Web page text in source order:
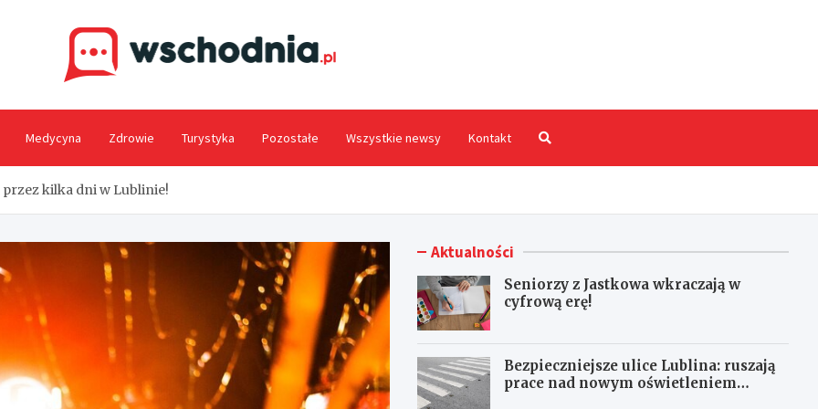
Medycyna Zdrowie Turystyka Pozostałe Wszystkie newsy Kontakt
przez kilka dni w Lublinie!
Aktualności
Seniorzy z Jastkowa wkraczają w
cyfrową erę!
Bezpieczniejsze ulice Lublina: ruszają
prace nad nowym oświetleniem